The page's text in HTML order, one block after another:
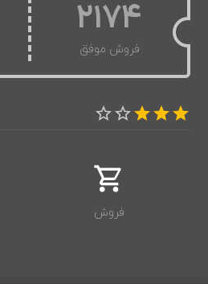
2174
فروش موفق
فروش